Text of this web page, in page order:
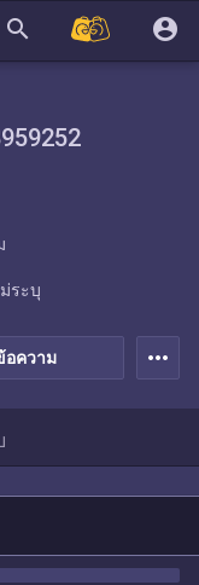
search account_circle
อความ
ระบุ
more_horiz